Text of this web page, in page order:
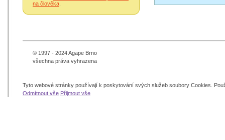
na člověka
© 1997 - 2024 Agape Brno
všechna práva vyhrazena
Tyto webové stránky používají k poskytování svých služeb soubory Cookies.